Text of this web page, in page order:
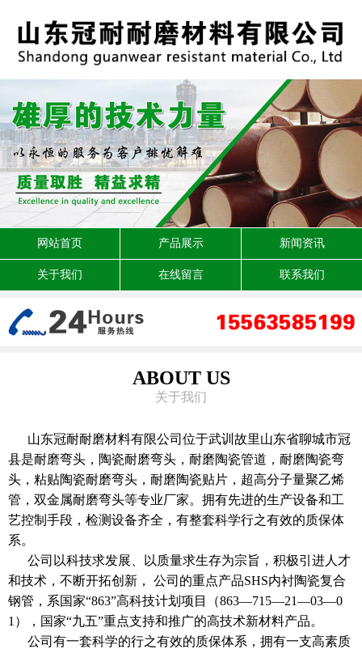
网站首页 产品展示 新闻资讯
关于我们 在线留言 联系我们
ABOUT US
关于我们
山东冠耐耐磨材料有限公司位于武训故里山东省聊城市冠
县是耐磨弯头，陶瓷耐磨弯头，耐磨陶瓷管道，耐磨陶瓷弯
头，粘贴陶瓷耐磨弯头，耐磨陶瓷贴片，超高分子量聚乙烯
管，双金属耐磨弯头等专业厂家。拥有先进的生产设备和工
艺控制手段，检测设备齐全，有整套科学行之有效的质保体
系。
公司以科技求发展、以质量求生存为宗旨，积极引进人才
和技术，不断开拓创新， 公司的重点产品SHS内衬陶瓷复合
钢管，系国家“863”高科技计划项目（863—715—21—03—0
1），国家“九五”重点支持和推广的高技术新材料产品。
公司有一套科学的行之有效的质保体系，拥有一支高素质